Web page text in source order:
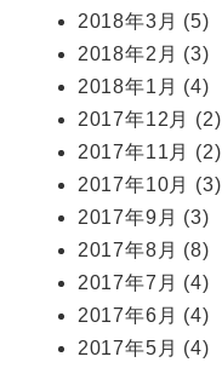
2018年3月 (5)
2018年2月 (3)
2018年1月 (4)
2017年12月
(2)
2017年11月
(2)
2017年10月
(3)
2017年9月 (3)
2017年8月 (8)
2017年7月 (4)
2017年6月 (4)
2017年5月 (4)